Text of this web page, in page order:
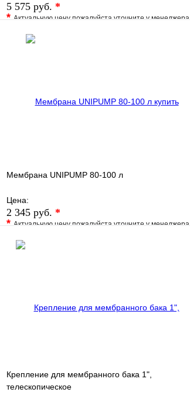
5 575 руб. *
*Актуальную цену пожалуйста уточните у менеджера
В избранное
Мембрана UNIPUMP 80-100 л
Цена:
2 345 руб. *
*Актуальную цену пожалуйста уточните у менеджера
В избранное
Крепление для мембранного бака 1",
телескопическое